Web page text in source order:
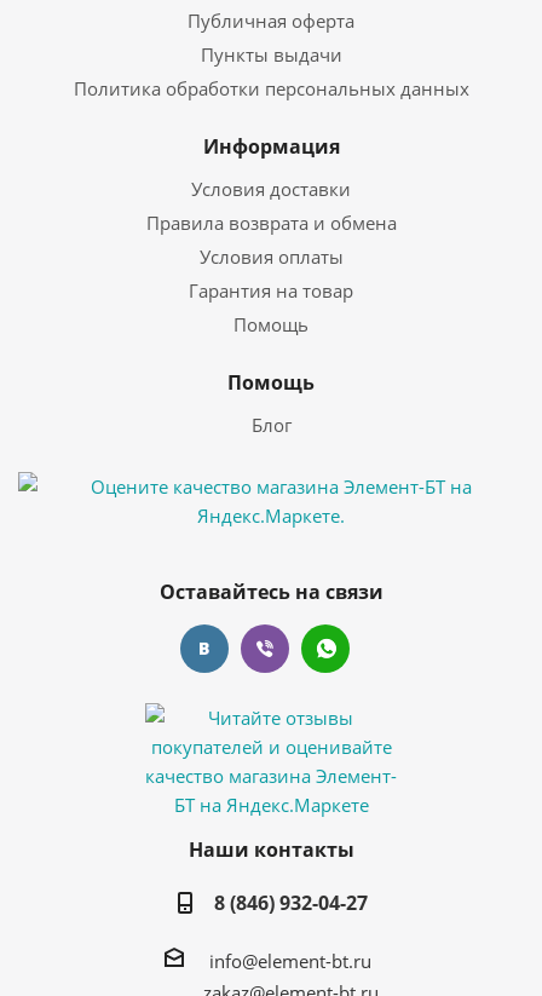
Публичная оферта
Пункты выдачи
Политика обработки персональных данных
Информация
Условия доставки
Правила возврата и обмена
Условия оплаты
Гарантия на товар
Помощь
Помощь
Блог
Оставайтесь на связи
Наши контакты
8 (846) 932-04-27
info@element-bt.ru